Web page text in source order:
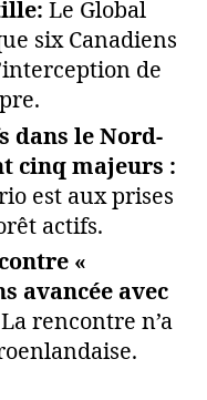
Le Global
six Canadiens
de
dans le Nord-
cinq majeurs :
est aux prises
actifs.
«
avancée avec
La rencontre n’a